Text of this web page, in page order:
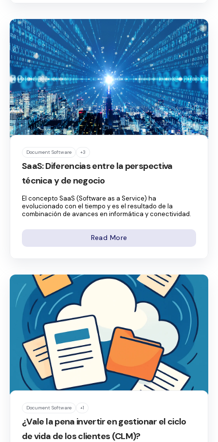
Document Software +3
SaaS: Diferencias entre la perspectiva
técnica y de negocio
El concepto SaaS (Software as a Service) ha
evolucionado con el tiempo y es el resultado de la
combinación de avances en informática y conectividad.
Read More
Document Software +1
¿Vale la pena invertir en gestionar el ciclo
de vida de los clientes (CLM)?